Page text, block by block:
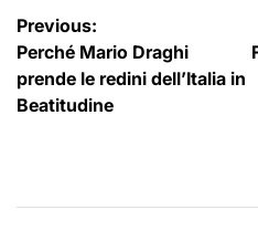
Navigazione
articoli
Previous:
Perché Mario Draghi
prende le redini dell’Italia in
Beatitudine